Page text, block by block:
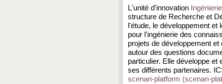
L'unité d'innovation
structure de Recherche et
l'étude, le développement
pour l'ingénierie des
projets de développement
autour des questions
particulier. Elle développe
ses différents partenaires.
scenari-platform (scenari-